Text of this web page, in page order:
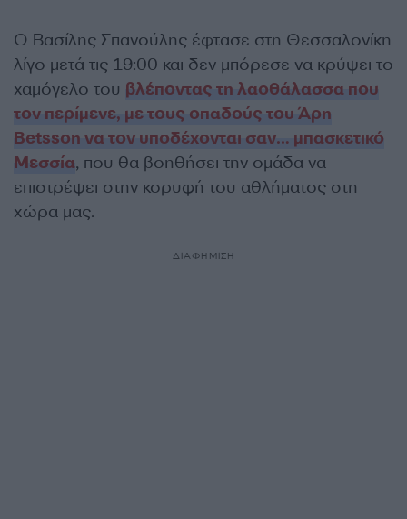
Ο Βασίλης Σπανούλης έφτασε στη Θεσσαλονίκη
λίγο μετά τις 19:00 και δεν μπόρεσε να κρύψει το
χαμόγελο του βλέποντας τη λαοθάλασσα που
τον περίμενε, με τους οπαδούς του Άρη
Betsson να τον υποδέχονται σαν… μπασκετικό
Μεσσία, που θα βοηθήσει την ομάδα να
επιστρέψει στην κορυφή του αθλήματος στη
χώρα μας.
ΔΙΑΦΗΜΙΣΗ